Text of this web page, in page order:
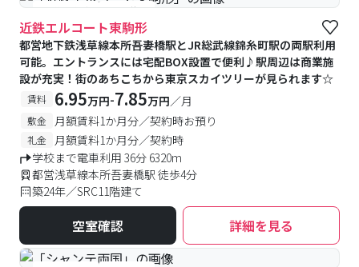
#予約受付中 #空室待ち
近鉄エルコート東駒形
都営地下鉄浅草線本所吾妻橋駅とJR総武線錦糸町駅の両駅利用
可能。エントランスには宅配BOX設置で便利♪駅周辺は商業施
設が充実！街のあちこちから東京スカイツリーが見られます☆
賃料 6.95万円-7.85万円／月
敷金 月額賃料1か月分／契約時お預り
礼金
月額賃料1か月分／契約時
学校まで電車利用 36分 6320m
都営浅草線本所吾妻橋駅 徒歩4分
築24年／SRC11階建て
空室確認 詳細を見る